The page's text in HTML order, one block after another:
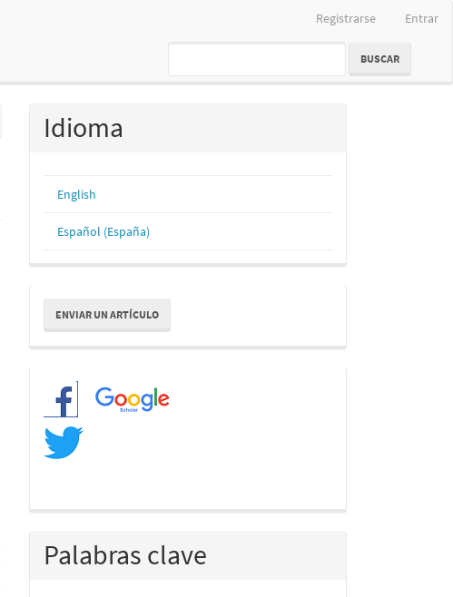
Registrarse Entrar
BUSCAR
Idioma
English
Español (España)
Enviar
un
artículo
ENVIAR UN ARTÍCULO
Redes
Palabras clave